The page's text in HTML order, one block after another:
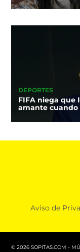
DEPORTES
FIFA niega que
amante cuando
Aviso de
© 2026 SOPITAS.COM -